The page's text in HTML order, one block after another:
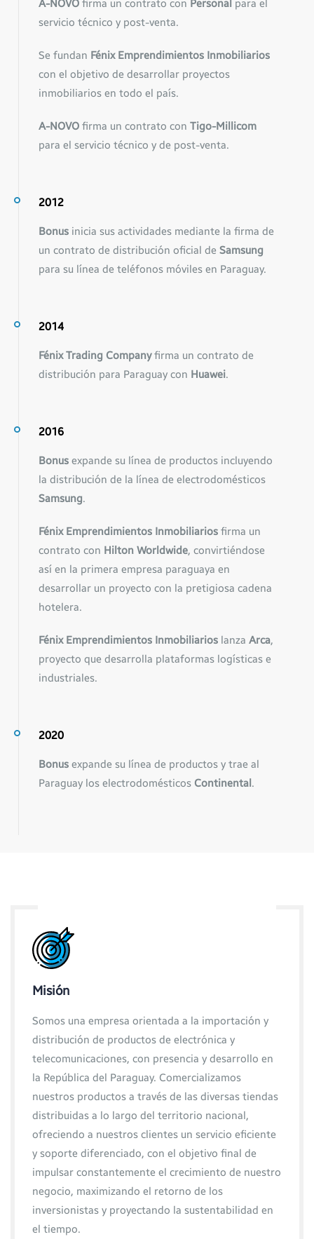
A-NOVO firma un contrato con Personal para el
servicio técnico y post-venta.
Se fundan Fénix Emprendimientos Inmobiliarios
con el objetivo de desarrollar proyectos
inmobiliarios en todo el país.
A-NOVO firma un contrato con Tigo-Millicom
para el servicio técnico y de post-venta.
2012
Bonus inicia sus actividades mediante la firma de
un contrato de distribución oficial de Samsung
para su línea de teléfonos móviles en Paraguay.
2014
Fénix Trading Companyfirma un contrato de
distribución para Paraguay con Huawei.
2016
Bonus expande su línea de productos incluyendo
la distribución de la línea de electrodomésticos
Samsung.
Fénix Emprendimientos Inmobiliarios firma un
contrato con Hilton Worldwide, convirtiéndose
así en la primera empresa paraguaya en
desarrollar un proyecto con la pretigiosa cadena
hotelera.
Fénix Emprendimientos Inmobiliarios lanza Arca,
proyecto que desarrolla plataformas logísticas e
industriales.
2020
Bonus expande su línea de productos y trae al
Paraguay los electrodomésticos Continental .
Misión
Somos una empresa orientada a la importación y
distribución de productos de electrónica y
telecomunicaciones, con presencia y desarrollo en
la República del Paraguay. Comercializamos
nuestros productos a través de las diversas tiendas
distribuidas a lo largo del territorio nacional,
ofreciendo a nuestros clientes un servicio eficiente
y soporte diferenciado, con el objetivo final de
impulsar constantemente el crecimiento de nuestro
negocio, maximizando el retorno de los
inversionistas y proyectando la sustentabilidad en
el tiempo.